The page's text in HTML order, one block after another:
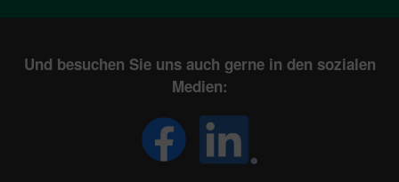
Und besuchen Sie uns auch gerne in den sozialen
Medien: